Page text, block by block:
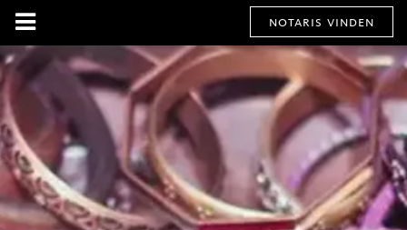
notaris vinden